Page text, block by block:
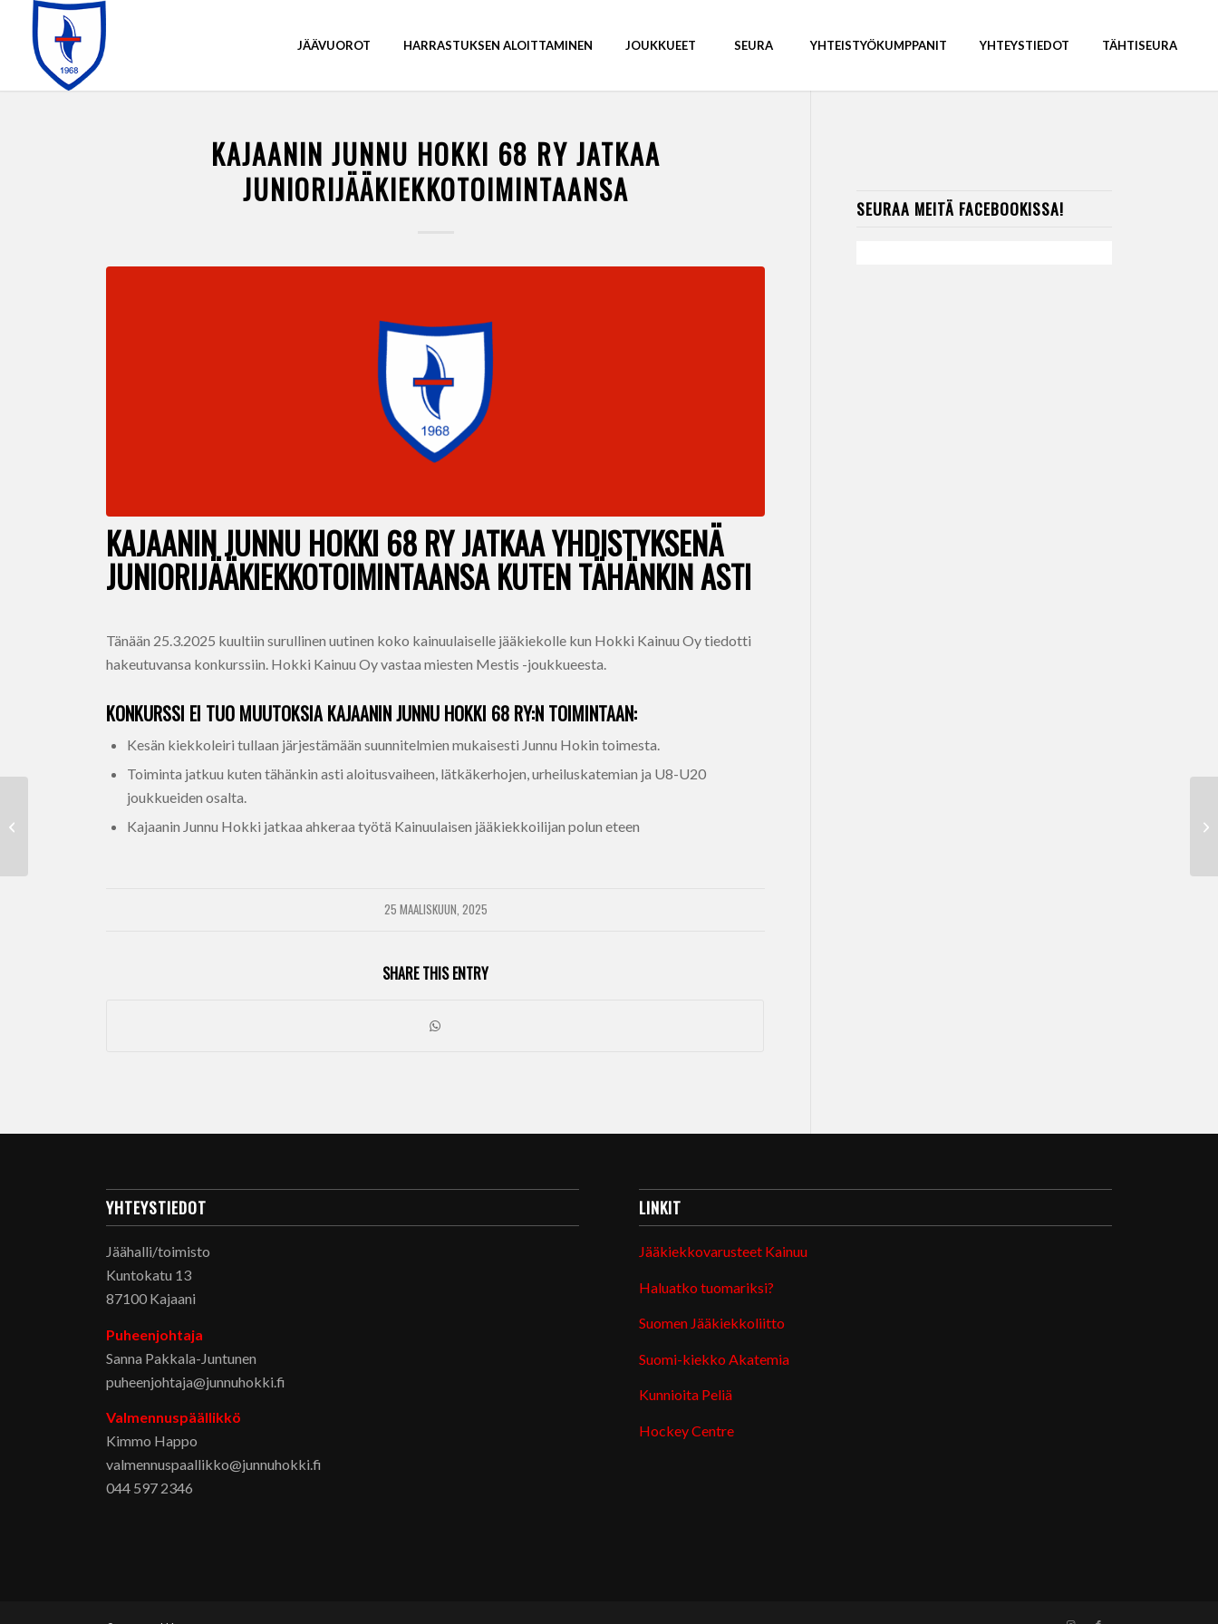
JÄÄVUOROT HARRASTUKSEN ALOITTAMINEN JOUKKUEET SEURA YHTEISTYÖKUMPPANIT YHTEYSTIEDOT TÄHTISEURA
KAJAANIN JUNNU HOKKI 68 RY JATKAA
JUNIORIJÄÄKIEKKOTOIMINTAANSA
KAJAANIN JUNNU HOKKI 68 RY JATKAA YHDISTYKSENÄ
JUNIORIJÄÄKIEKKOTOIMINTAANSA KUTEN TÄHÄNKIN ASTI
Tänään 25.3.2025 kuultiin surullinen uutinen koko kainuulaiselle jääkiekolle kun Hokki Kainuu Oy tiedotti
hakeutuvansa konkurssiin. Hokki Kainuu Oy vastaa miesten Mestis -joukkueesta.
KONKURSSI EI TUO MUUTOKSIA KAJAANIN JUNNU HOKKI 68 RY:N TOIMINTAAN:
Kesän kiekkoleiri tullaan järjestämään suunnitelmien mukaisesti Junnu Hokin toimesta.
Toiminta jatkuu kuten tähänkin asti aloitusvaiheen, lätkäkerhojen, urheiluskatemian ja U8-U20
joukkueiden osalta.
Kajaanin Junnu Hokki jatkaa ahkeraa työtä Kainuulaisen jääkiekkoilijan polun eteen
25 MAALISKUUN, 2025
SHARE THIS ENTRY
SEURAA MEITÄ FACEBOOKISSA!
YHTEYSTIEDOT
Jäähalli/toimisto
Kuntokatu 13
87100 Kajaani
Puheenjohtaja
Sanna Pakkala-Juntunen
puheenjohtaja@junnuhokki.fi
Valmennuspäällikkö
Kimmo Happo
valmennuspaallikko@junnuhokki.fi
044 597 2346
LINKIT
Jääkiekkovarusteet Kainuu
Haluatko tuomariksi?
Suomen Jääkiekkoliitto
Suomi-kiekko Akatemia
Kunnioita Peliä
Hockey Centre